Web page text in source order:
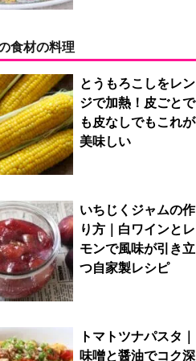
食材の料理
とうもろこしをレン
ジで加熱！皮ごとで
も皮なしでもこれが
美味しい
いちじくジャムの作
り方｜白ワインとレ
モンで風味が引き立
つ自家製レシピ
トマトツナパスタ｜
味噌と醤油でコク深